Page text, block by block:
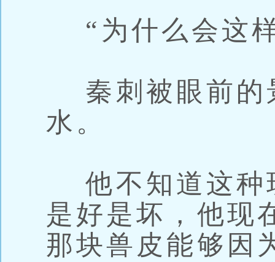
“为什么会这
秦刺被眼前的
水。
他不知道这种
是好是坏，他现
那块兽皮能够因